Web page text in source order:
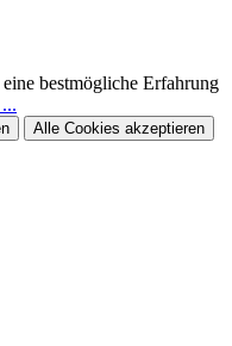
bestmögliche Erfahrung
Alle Cookies akzeptieren